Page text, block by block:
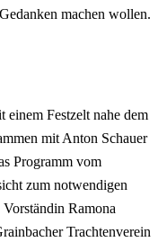
machen wollen.
Festzelt nahe dem
mit Anton Schauer
Programm vom
zum notwendigen
Ramona
Trachtenverein